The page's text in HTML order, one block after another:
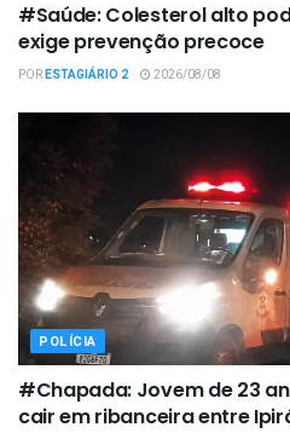
#Saúde: Colesterol alto
exige prevenção precoce
PORESTAGIÁRIO 2 2026/08/08
POLÍCIA
#Chapada: Jovem de 23
cair em ribanceira entre